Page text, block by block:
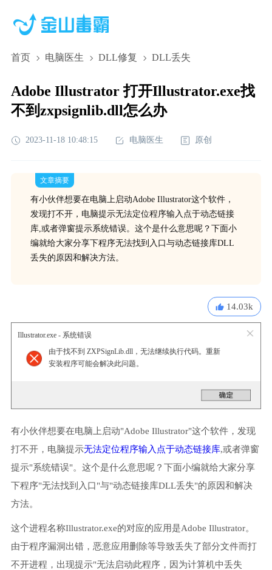
首页 电脑医生 DLL修复 DLL丢失
Adobe Illustrator 打开Illustrator.exe找
不到zxpsignlib.dll怎么办
2023-11-18 10:48:15 电脑医生 原创
文章摘要
有小伙伴想要在电脑上启动Adobe Illustrator这个软件，
发现打不开，电脑提示无法定位程序输入点于动态链接
库,或者弹窗提示系统错误。这个是什么意思呢？下面小
编就给大家分享下程序无法找到入口与动态链接库DLL
丢失的原因和解决方法。
14.03k
Illustrator.exe - 系统错误
由于找不到 ZXPSignLib.dll，无法继续执行代码。重新
安装程序可能会解决此问题。
有小伙伴想要在电脑上启动"Adobe Illustrator"这个软件，发现
打不开，电脑提示无法定位程序输入点于动态链接库,或者弹窗
提示"系统错误"。这个是什么意思呢？下面小编就给大家分享
下程序"无法找到入口"与"动态链接库DLL丢失"的原因和解决
方法。
这个进程名称Illustrator.exe的对应的应用是Adobe Illustrator。
由于程序漏洞出错，恶意应用删除等导致丢失了部分文件而打
不开进程，出现提示"无法启动此程序，因为计算机中丢失